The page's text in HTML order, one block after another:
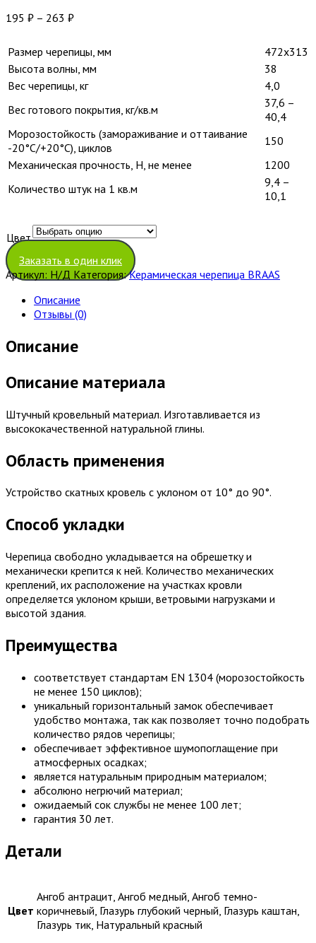
195 ₽ – 263 ₽
Размер черепицы, мм
472х313
Высота волны, мм
38
Вес черепицы, кг
4,0
Вес готового покрытия, кг/кв.м
37,6 –
40,4
Морозостойкость (замораживание и оттаивание
-20°С/+20°С), циклов
150
Механическая прочность, Н, не менее
1200
Количество штук на 1 кв.м
9,4 –
10,1
Цвет
Очистить
Заказать в один клик
Артикул: Н/Д Категория:Керамическая черепица BRAAS
Описание
Отзывы (0)
Описание
Описание материала
Штучный кровельный материал. Изготавливается из
высококачественной натуральной глины.
Область применения
Устройство скатных кровель с уклоном от 10° до 90°.
Способ укладки
Черепица свободно укладывается на обрешетку и
механически крепится к ней. Количество механических
креплений, их расположение на участках кровли
определяется уклоном крыши, ветровыми нагрузками и
высотой здания.
Преимущества
соответствует стандартам EN 1304 (морозостойкость
не менее 150 циклов);
уникальный горизонтальный замок обеспечивает
удобство монтажа, так как позволяет точно подобрать
количество рядов черепицы;
обеспечивает эффективное шумопоглащение при
атмосферных осадках;
является натуральным природным материалом;
абсолюно негрючий материал;
ожидаемый сок службы не менее 100 лет;
гарантия 30 лет.
Детали
Цвет
Ангоб антрацит, Ангоб медный, Ангоб темно-
коричневый, Глазурь глубокий черный, Глазурь каштан,
Глазурь тик, Натуральный красный